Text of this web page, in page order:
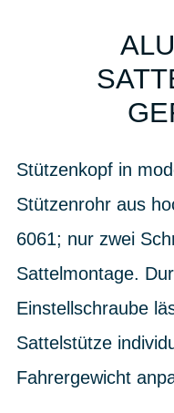
Stützenkopf in
Stützenrohr aus
6061; nur zwei
Sattelmontage.
Einstellschraube
Sattelstütze
Fahrergewicht